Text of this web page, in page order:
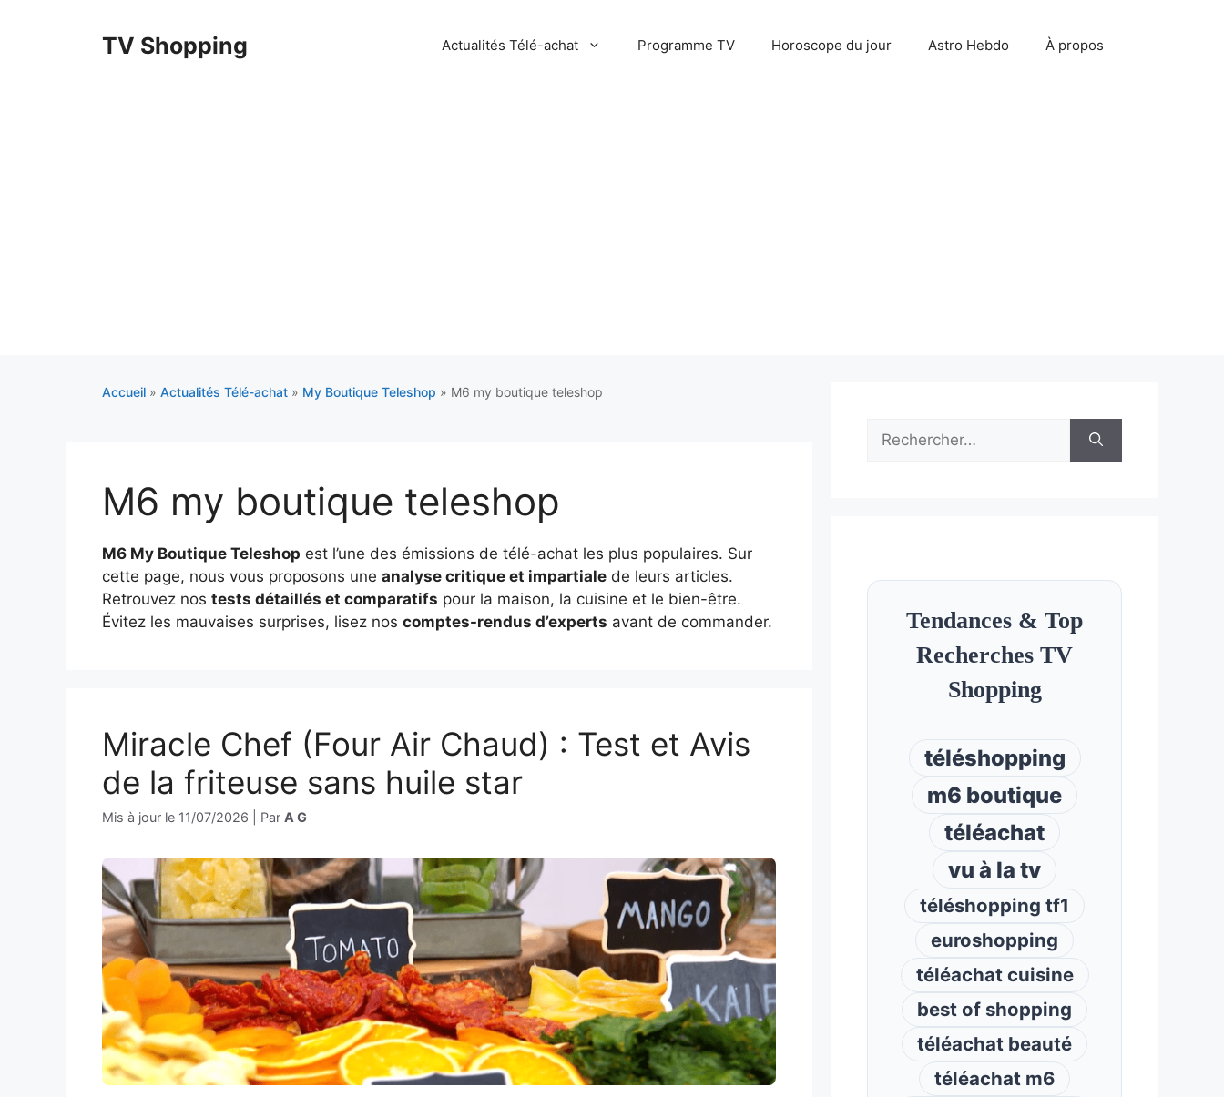
TV Shopping Actualités Télé-achat Programme TV Horoscope du jour Astro Hebdo À propos
Accueil » Actualités Télé-achat » My Boutique Teleshop » M6 my boutique teleshop
M6 my boutique teleshop
M6 My Boutique Teleshop est l’une des émissions de télé-achat les plus populaires. Sur
cette page, nous vous proposons une analyse critique et impartiale de leurs articles.
Retrouvez nos tests détaillés et comparatifs pour la maison, la cuisine et le bien-être.
Évitez les mauvaises surprises, lisez nos comptes-rendus d’experts avant de commander.
Miracle Chef (Four Air Chaud) : Test et Avis
de la friteuse sans huile star
Mis à jour le 11/07/2026 Par A G
Rechercher :
Tendances & Top
Recherches TV
Shopping
téléshopping
m6 boutique
téléachat
vu à la tv
téléshopping tf1
euroshopping
téléachat cuisine
best of shopping
téléachat beauté
téléachat m6